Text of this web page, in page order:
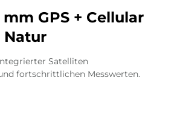
GPS + Cellular
Natur
Satelliten
fortschrittlichen Messwerten.